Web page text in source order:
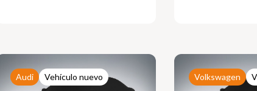
Audi Vehículo nuevo Volkswagen